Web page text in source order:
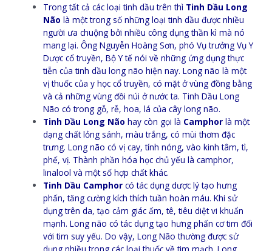
Trong tất cả các loại tinh dầu trên thì Tinh Dầu Long
Não là một trong số những loại tinh dầu được nhiều
người ưa chuộng bởi nhiều công dụng thần kì mà nó
mang lại. Ông Nguyễn Hoàng Sơn, phó Vụ trưởng Vụ Y
Dược cổ truyền, Bộ Y tế nói về những ứng dụng thực
tiễn của tinh dầu long não hiện nay. Long não là một
vị thuốc của y học cổ truyền, có mặt ở vùng đồng bằng
và cả những vùng đồi núi ở nước ta. Tinh Dầu Long
Não có trong gỗ, rễ, hoa, lá của cây long não.
Tinh Dầu Long Não hay còn gọi là Camphor là một
dạng chất lỏng sánh, màu trắng, có mùi thơm đặc
trưng. Long não có vị cay, tính nóng, vào kinh tâm, tì,
phế, vị. Thành phần hóa học chủ yếu là camphor,
linalool và một số hợp chất khác.
Tinh Dầu Camphor có tác dụng dược lý tạo hưng
phấn, tăng cường kích thích tuần hoàn máu. Khi sử
dụng trên da, tạo cảm giác ấm, tê, tiêu diệt vi khuẩn
mạnh. Long não có tác dụng tạo hưng phấn cơ tim đối
với tim suy yếu. Do vậy, Long Não thường được sử
dụng nhiều trong các loại thuốc về tim mạch. Long